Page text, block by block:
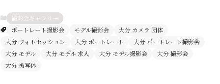
撮影会ギャラリー
ポートレート撮影会
モデル撮影会
大分 カメラ 団体
大分 フォトセッション
大分 ポートレート
大分 ポートレート撮影会
大分 モデル
大分 モデル 求人 大分 モデル撮影会
大分 撮影会
大分 被写体